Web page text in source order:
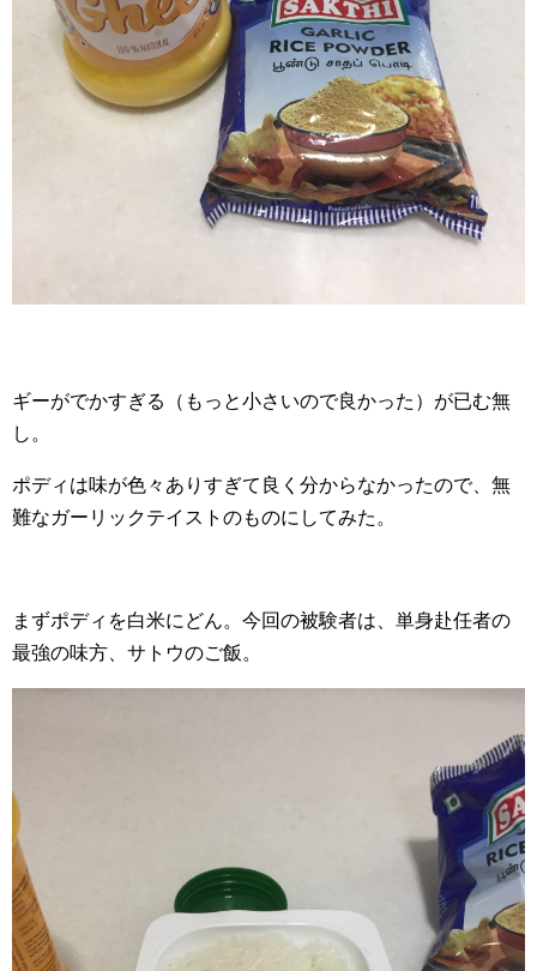
ギーがでかすぎる（もっと小さいので良かった）が已む無
し。
ポディは味が色々ありすぎて良く分からなかったので、無
難なガーリックテイストのものにしてみた。
まずポディを白米にどん。今回の被験者は、単身赴任者の
最強の味方、サトウのご飯。